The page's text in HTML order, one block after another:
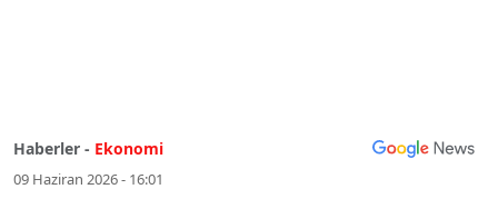
Haberler - Ekonomi
09 Haziran 2026 - 16:01